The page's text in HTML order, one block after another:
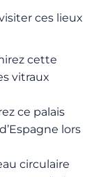
ces lieux
cette
vitraux
ce palais
lors
circulaire